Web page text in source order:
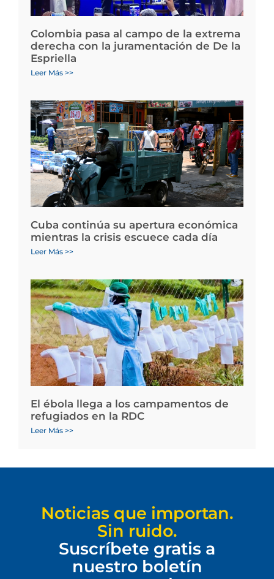
Colombia pasa al campo de la extrema
derecha con la juramentación de De la
Espriella
Leer Más >>
Cuba continúa su apertura económica
mientras la crisis escuece cada día
Leer Más >>
El ébola llega a los campamentos de
refugiados en la RDC
Leer Más >>
Noticias que importan.
Sin ruido.
Suscríbete gratis a
nuestro boletín